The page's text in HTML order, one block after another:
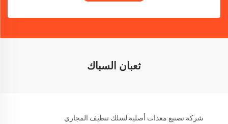
ثعبان السباك
شركة تصنيع معدات أصلية لسلك تنظيف المجاري